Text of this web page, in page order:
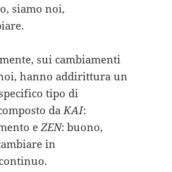
siamo noi,
sui cambiamenti
hanno addirittura un
tipo di
daKAI:
eZEN: buono,
in